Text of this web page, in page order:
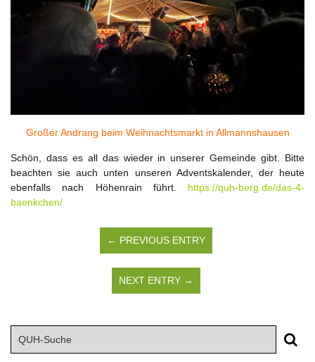
Großer Andrang beim Weihnachtsmarkt in Allmannshausen
Schön, dass es all das wieder in unserer Gemeinde gibt. Bitte
beachten sie auch unten unseren Adventskalender, der heute
ebenfalls nach Höhenrain führt. https://quh-berg.de/das-4-
baenkchen/
← PREVIOUS ENTRY
NEXT ENTRY →